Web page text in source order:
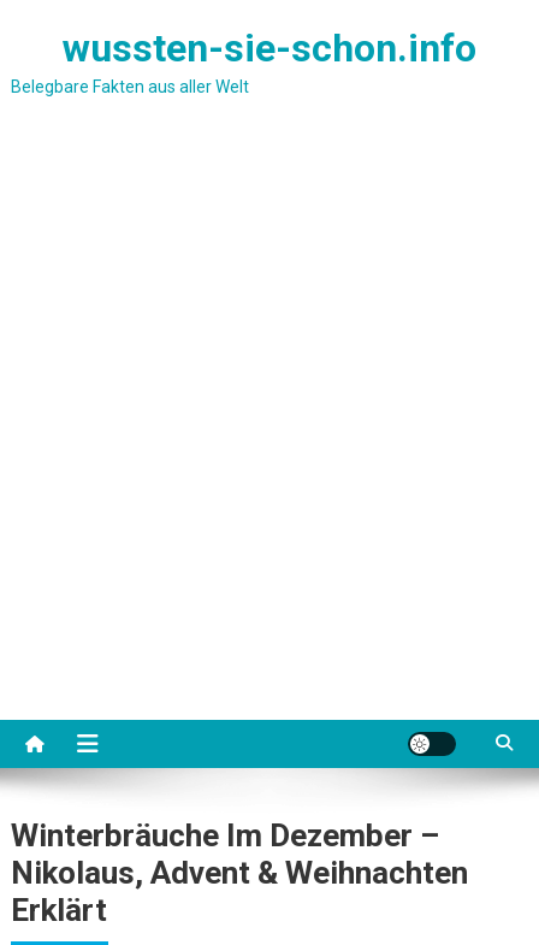
wussten-sie-schon.info
Belegbare Fakten aus aller Welt
Winterbräuche Im Dezember –
Nikolaus, Advent & Weihnachten
Erklärt